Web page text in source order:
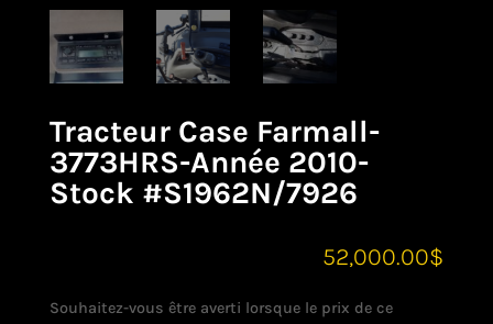
Tracteur Case Farmall-
3773HRS-Année 2010-
Stock #S1962N/7926
52,000.00$
Souhaitez-vous être averti lorsque le prix de ce